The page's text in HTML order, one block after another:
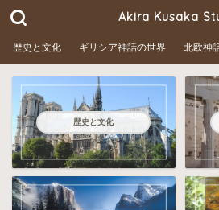
Akira Kusaka
歴史と文化 ギリシア神話の世界 北欧神
歴史と文化